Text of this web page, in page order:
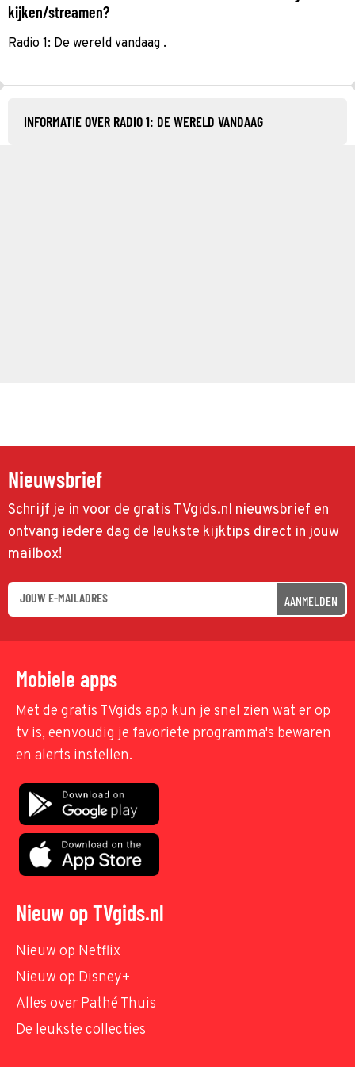
kijken/streamen?
Radio 1: De wereld vandaag .
INFORMATIE OVER RADIO 1: DE WERELD VANDAAG
Nieuwsbrief
Schrijf je in voor de gratis TVgids.nl nieuwsbrief en
ontvang iedere dag de leukste kijktips direct in jouw
mailbox!
AANMELDEN
Mobiele apps
Met de gratis TVgids app kun je snel zien wat er op
tv is, eenvoudig je favoriete programma's bewaren
en alerts instellen.
Nieuw op TVgids.nl
Nieuw op Netflix
Nieuw op Disney+
Alles over Pathé Thuis
De leukste collecties